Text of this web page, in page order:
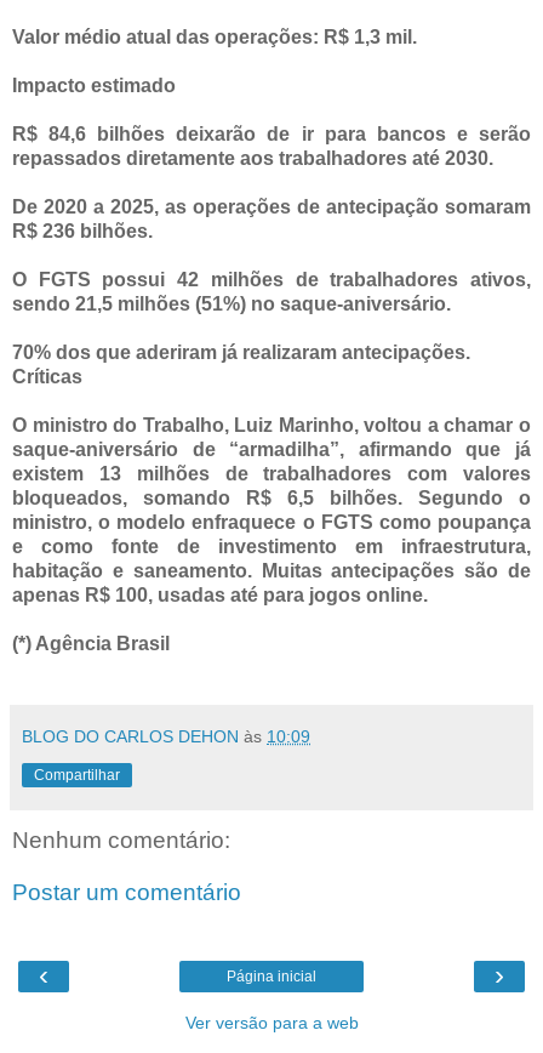
Valor médio atual das operações: R$ 1,3 mil.
Impacto estimado
R$ 84,6 bilhões deixarão de ir para bancos e serão
repassados diretamente aos trabalhadores até 2030.
De 2020 a 2025, as operações de antecipação somaram
R$ 236 bilhões.
O FGTS possui 42 milhões de trabalhadores ativos,
sendo 21,5 milhões (51%) no saque-aniversário.
70% dos que aderiram já realizaram antecipações.
Críticas
O ministro do Trabalho, Luiz Marinho, voltou a chamar o
saque-aniversário de “armadilha”, afirmando que já
existem 13 milhões de trabalhadores com valores
bloqueados, somando R$ 6,5 bilhões. Segundo o
ministro, o modelo enfraquece o FGTS como poupança
e como fonte de investimento em infraestrutura,
habitação e saneamento. Muitas antecipações são de
apenas R$ 100, usadas até para jogos online.
(*) Agência Brasil
BLOG DO CARLOS DEHON às 10:09
Compartilhar
Nenhum comentário:
Postar um comentário
‹ ›
Página inicial
Ver versão para a web